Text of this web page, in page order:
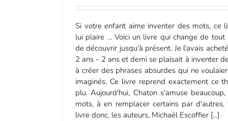
Si votre enfant aime inventer des mots, ce
lui plaire ... Voici un livre qui change de tout
de découvrir jusqu'à présent. Je l'avais
2 ans - 2 ans et demi se plaisait à inventer
à créer des phrases absurdes qui ne
imaginés. Ce livre reprend exactement ce
plu. Aujourd'hui, Chaton s'amuse
mots, à en remplacer certains par
livre donc, les auteurs, Michaël Escoffier [...]